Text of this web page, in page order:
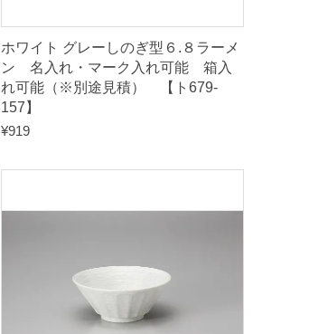
ホワイト グレーしのぎ型６.８ラーメ
ン 名入れ・マーク入れ可能 箱入
れ可能（※別途見積） 【ト679-
157】
¥919